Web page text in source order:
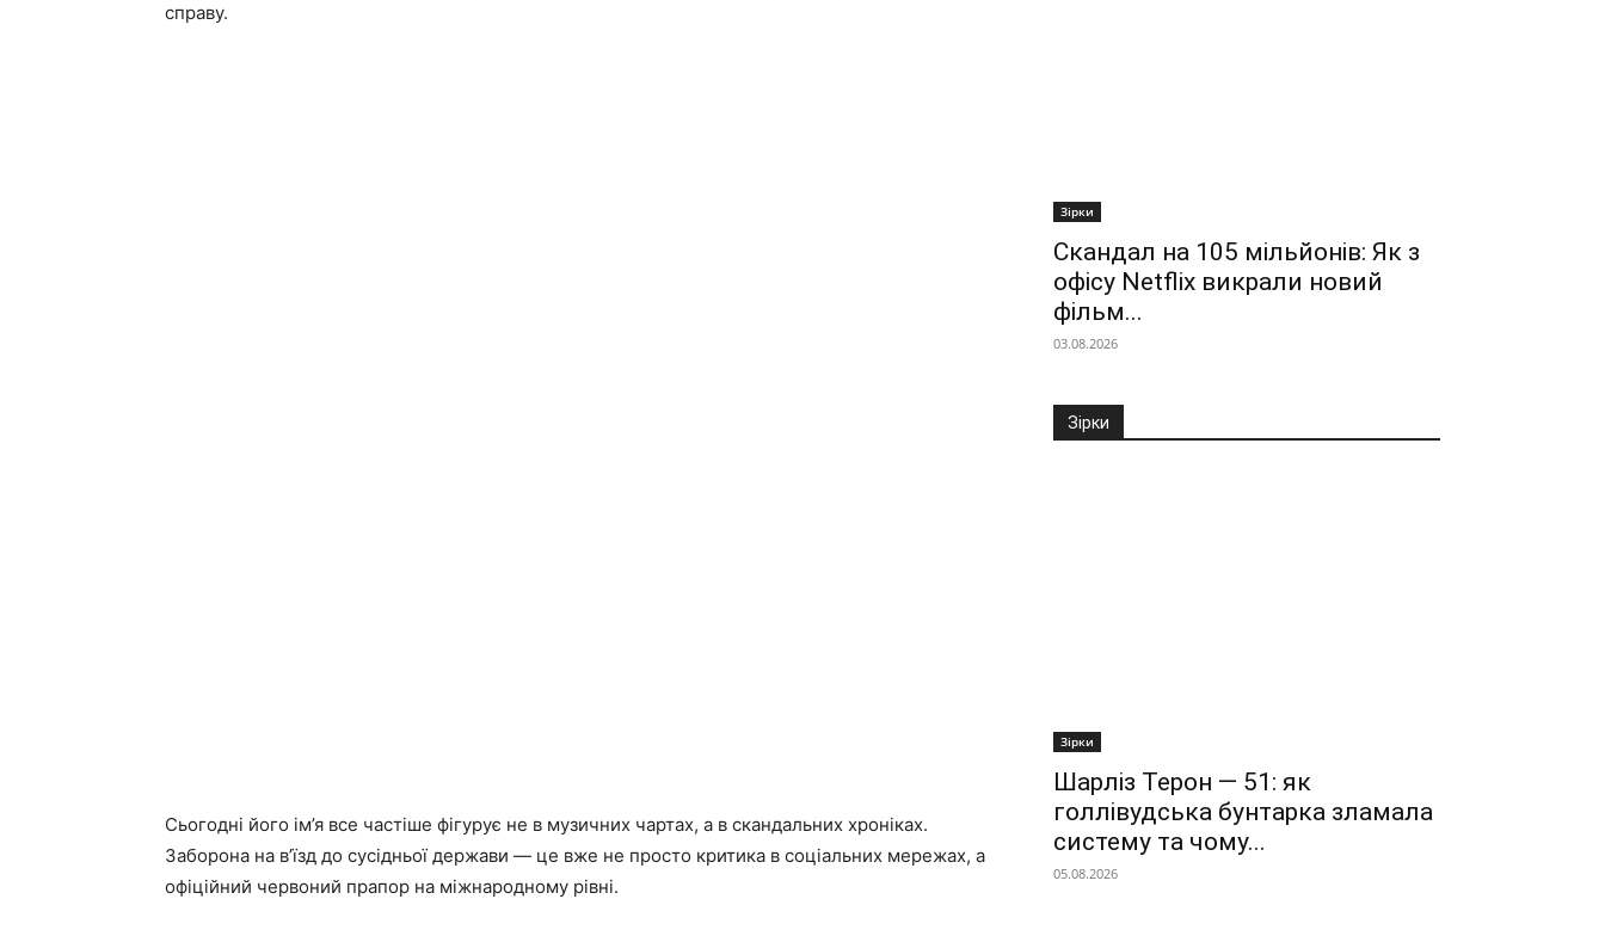
справу.
Сьогодні його ім’я все частіше фігурує не в музичних чартах, а в скандальних хроніках.
Заборона на в’їзд до сусідньої держави — це вже не просто критика в соціальних мережах, а
офіційний червоний прапор на міжнародному рівні.
Зірки
Скандал на 105 мільйонів: Як з
офісу Netflix викрали новий
фільм...
03.08.2026
Зірки
Зірки
Шарліз Терон — 51: як
голлівудська бунтарка зламала
систему та чому...
05.08.2026